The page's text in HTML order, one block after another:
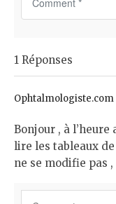
e
n
t
1 Réponses
Ophtalmologiste.com
Bonjour , à
lire les tableaux
ne se modifie pas